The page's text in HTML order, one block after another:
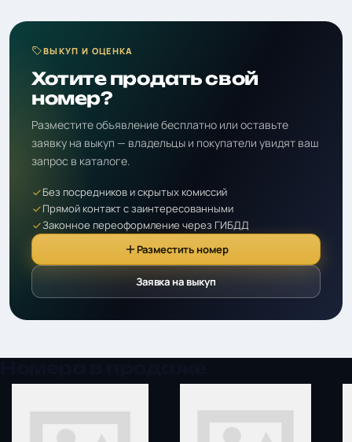
ВЫКУП И ОЦЕНКА
Хотите продать свой
номер?
Разместите объявление бесплатно или оставьте
заявку на выкуп — владельцы и покупатели увидят ваш
запрос в каталоге.
Без посредников и скрытых комиссий
Прямой контакт с заинтересованными
Законное переоформление через ГИБДД
Разместить номер
Заявка на выкуп